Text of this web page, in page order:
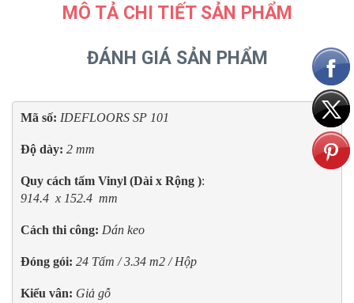
MÔ TẢ CHI TIẾT SẢN PHẨM
ĐÁNH GIÁ SẢN PHẨM
Mã số: IDEFLOORS SP 101
Độ dày: 2 mm
Quy cách tấm Vinyl (Dài x Rộng )
914.4  x 152.4  mm
Cách thi công: Dán keo
Đóng gói: 24 Tấm / 3.34 m2 / Hộp
Kiểu vân: Giả gỗ